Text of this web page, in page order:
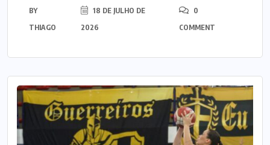
BY
THIAGO
18 DE JULHO DE
2026
0
COMMENT